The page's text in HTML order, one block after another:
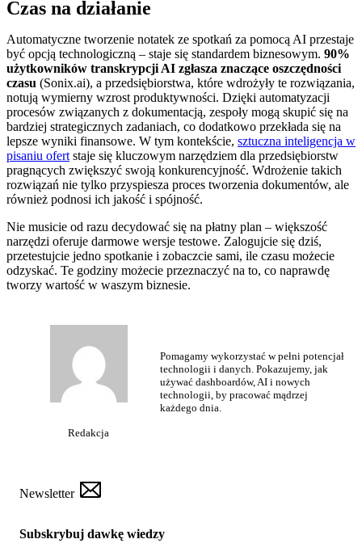
Czas na działanie
Automatyczne tworzenie notatek ze spotkań za pomocą AI przestaje
być opcją technologiczną – staje się standardem biznesowym. 90%
użytkowników transkrypcji AI zgłasza znaczące oszczędności
czasu (Sonix.ai), a przedsiębiorstwa, które wdrożyły te rozwiązania,
notują wymierny wzrost produktywności. Dzięki automatyzacji
procesów związanych z dokumentacją, zespoły mogą skupić się na
bardziej strategicznych zadaniach, co dodatkowo przekłada się na
lepsze wyniki finansowe. W tym kontekście, sztuczna inteligencja w
pisaniu ofert staje się kluczowym narzędziem dla przedsiębiorstw
pragnących zwiększyć swoją konkurencyjność. Wdrożenie takich
rozwiązań nie tylko przyspiesza proces tworzenia dokumentów, ale
również podnosi ich jakość i spójność.
Nie musicie od razu decydować się na płatny plan – większość
narzędzi oferuje darmowe wersje testowe. Zalogujcie się dziś,
przetestujcie jedno spotkanie i zobaczcie sami, ile czasu możecie
odzyskać. Te godziny możecie przeznaczyć na to, co naprawdę
tworzy wartość w waszym biznesie.
Redakcja
Pomagamy wykorzystać w pełni potencjał
technologii i danych. Pokazujemy, jak
używać dashboardów, AI i nowych
technologii, by pracować mądrzej
każdego dnia.
Newsletter
Subskrybuj dawkę wiedzy